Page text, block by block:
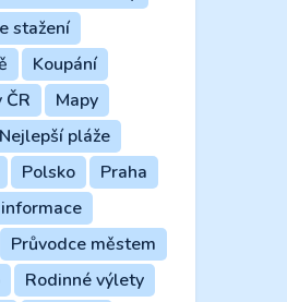
stažení
Koupání
ČR
Mapy
Nejlepší pláže
Polsko
Praha
Průvodce městem
Rodinné výlety